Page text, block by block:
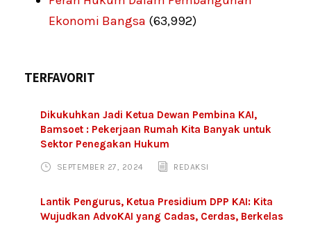
Ekonomi Bangsa (63,992)
TERFAVORIT
Dikukuhkan Jadi Ketua Dewan Pembina KAI,
Bamsoet : Pekerjaan Rumah Kita Banyak untuk
Sektor Penegakan Hukum
SEPTEMBER 27, 2024 REDAKSI
Lantik Pengurus, Ketua Presidium DPP KAI: Kita
Wujudkan AdvoKAI yang Cadas, Cerdas, Berkelas